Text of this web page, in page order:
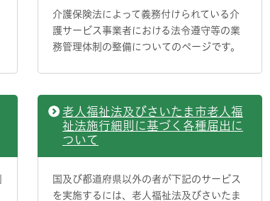
介護保険法によって義務付けられている介
護サービス事業者における法令遵守等の業
務管理体制の整備についてのページです。
老人福祉法及びさいたま市老人福
祉法施行細則に基づく各種届出に
ついて
国及び都道府県以外の者が下記のサービス
を実施するには、老人福祉法及びさいたま